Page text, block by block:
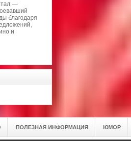
—
благодаря
и
ПОЛЕЗНАЯ ИНФОРМАЦИЯ ЮМОР